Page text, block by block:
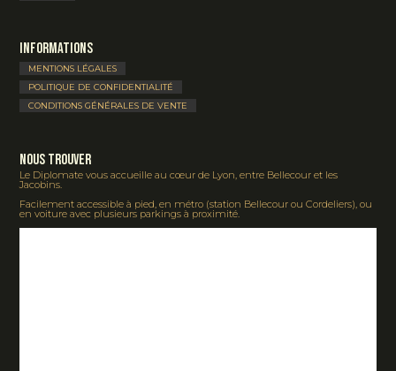
Informations
MENTIONS LÉGALES
POLITIQUE DE CONFIDENTIALITÉ
CONDITIONS GÉNÉRALES DE VENTE
Nous Trouver
Le Diplomate vous accueille au cœur de Lyon, entre Bellecour et les
Jacobins.
Facilement accessible à pied, en métro (station Bellecour ou Cordeliers), ou
en voiture avec plusieurs parkings à proximité.